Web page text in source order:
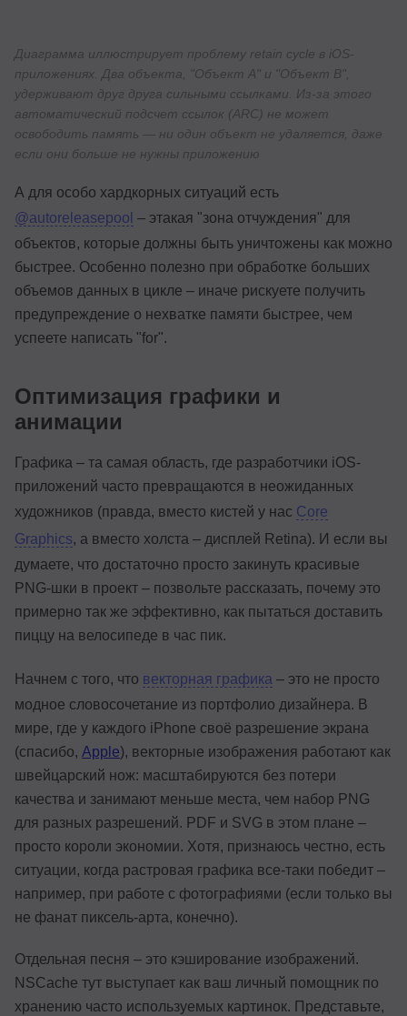
Диаграмма иллюстрирует проблему retain cycle в iOS-
приложениях. Два объекта, "Объект A" и "Объект B",
удерживают друг друга сильными ссылками. Из-за этого
автоматический подсчет ссылок (ARC) не может
освободить память — ни один объект не удаляется, даже
если они больше не нужны приложению
А для особо хардкорных ситуаций есть
@autoreleasepool – этакая "зона отчуждения" для
объектов, которые должны быть уничтожены как можно
быстрее. Особенно полезно при обработке больших
объемов данных в цикле – иначе рискуете получить
предупреждение о нехватке памяти быстрее, чем
успеете написать "for".
Оптимизация графики и
анимации
Графика – та самая область, где разработчики iOS-
приложений часто превращаются в неожиданных
художников (правда, вместо кистей у нас Core
Graphics, а вместо холста – дисплей Retina). И если вы
думаете, что достаточно просто закинуть красивые
PNG-шки в проект – позвольте рассказать, почему это
примерно так же эффективно, как пытаться доставить
пиццу на велосипеде в час пик.
Начнем с того, что векторная графика – это не просто
модное словосочетание из портфолио дизайнера. В
мире, где у каждого iPhone своё разрешение экрана
(спасибо, Apple), векторные изображения работают как
швейцарский нож: масштабируются без потери
качества и занимают меньше места, чем набор PNG
для разных разрешений. PDF и SVG в этом плане –
просто короли экономии. Хотя, признаюсь честно, есть
ситуации, когда растровая графика все-таки победит –
например, при работе с фотографиями (если только вы
не фанат пиксель-арта, конечно).
Отдельная песня – это кэширование изображений.
NSCache тут выступает как ваш личный помощник по
хранению часто используемых картинок. Представьте,